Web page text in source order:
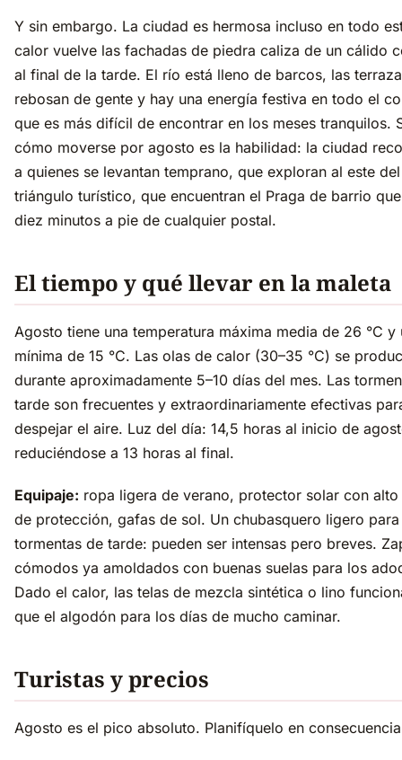
Y sin embargo. La ciudad es hermosa incluso en todo
calor vuelve las fachadas de piedra caliza de un cálido
al final de la tarde. El río está lleno de barcos, las
rebosan de gente y hay una energía festiva en todo el
que es más difícil de encontrar en los meses tranquilos.
cómo moverse por agosto es la habilidad: la ciudad
a quienes se levantan temprano, que exploran al este del
triángulo turístico, que encuentran el Praga de barrio
diez minutos a pie de cualquier postal.
El tiempo y qué llevar en la maleta
Agosto tiene una temperatura máxima media de 26 °C y
mínima de 15 °C. Las olas de calor (30–35 °C) se
durante aproximadamente 5–10 días del mes. Las
tarde son frecuentes y extraordinariamente efectivas
despejar el aire. Luz del día: 14,5 horas al inicio de
reduciéndose a 13 horas al final.
Equipaje: ropa ligera de verano, protector solar con
de protección, gafas de sol. Un chubasquero ligero para
tormentas de tarde: pueden ser intensas pero breves.
cómodos ya amoldados con buenas suelas para los
Dado el calor, las telas de mezcla sintética o lino
que el algodón para los días de mucho caminar.
Turistas y precios
Agosto es el pico absoluto. Planifíquelo en